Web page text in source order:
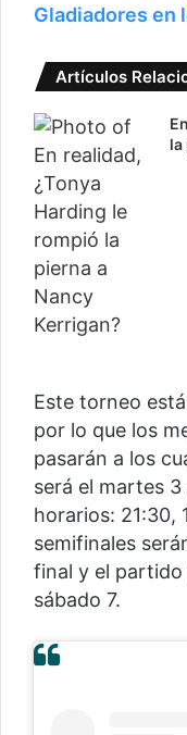
Gladiadores en
Artículos
la
Este torneo
por lo que los
pasarán a los
será el martes
horarios: 21:30,
semifinales
final y el partido
sábado 7.